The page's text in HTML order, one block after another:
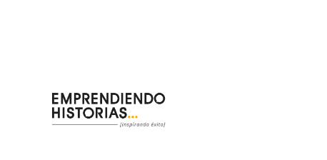
contenido